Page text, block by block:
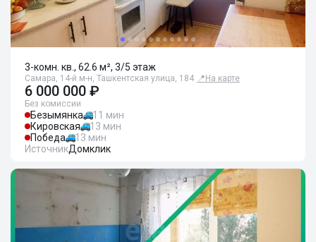
3-комн. кв., 62.6 м², 3/5 этаж
Самара, 14-й м-н, Ташкентская улица, 184 📍 На карте
6 000 000 ₽
Без комиссии
Безымянка
11 мин
Кировская
13 мин
Победа
13 мин
ИсточникДомклик